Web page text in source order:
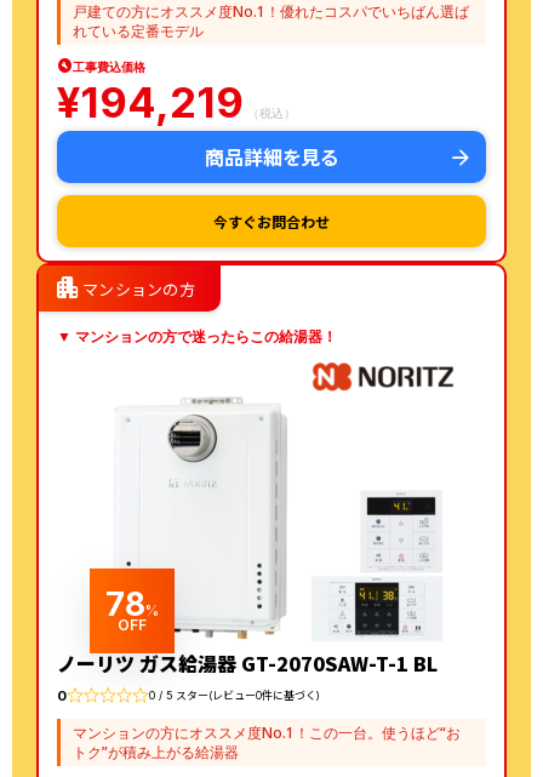
戸建ての方にオススメ度No.1！優れたコスパでいちばん選ば
れている定番モデル
工事費込価格
¥194,219 （税込）
商品詳細を見る
今すぐお問合わせ
apartment マンションの方
▼ マンションの方で迷ったらこの給湯器！
78%
OFF
ノーリツ ガス給湯器 GT-2070SAW-T-1 BL
0 0 / 5 スター(レビュー0件に基づく)
マンションの方にオススメ度No.1！この一台。使うほど“お
トク”が積み上がる給湯器